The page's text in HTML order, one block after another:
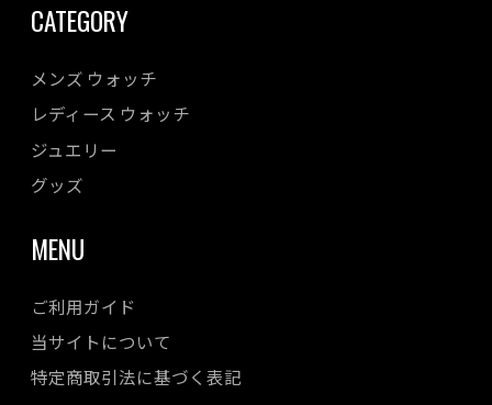
CATEGORY
メンズ ウォッチ
レディース ウォッチ
ジュエリー
グッズ
MENU
ご利用ガイド
当サイトについて
特定商取引法に基づく表記